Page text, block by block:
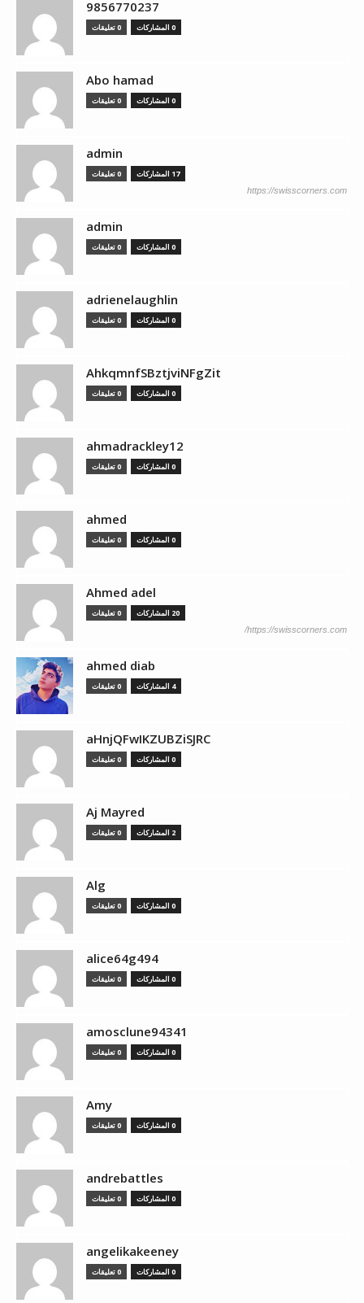
9856770237
0 المشاركات 0 تعليقات
Abo hamad
0 المشاركات 0 تعليقات
admin
17 المشاركات 0 تعليقات
https://swisscorners.com
admin
0 المشاركات 0 تعليقات
adrienelaughlin
0 المشاركات 0 تعليقات
AhkqmnfSBztjviNFgZit
0 المشاركات 0 تعليقات
ahmadrackley12
0 المشاركات 0 تعليقات
ahmed
0 المشاركات 0 تعليقات
Ahmed adel
20 المشاركات 0 تعليقات
https://swisscorners.com/
ahmed diab
4 المشاركات 0 تعليقات
aHnjQFwIKZUBZiSJRC
0 المشاركات 0 تعليقات
Aj Mayred
2 المشاركات 0 تعليقات
Alg
0 المشاركات 0 تعليقات
alice64g494
0 المشاركات 0 تعليقات
amosclune94341
0 المشاركات 0 تعليقات
Amy
0 المشاركات 0 تعليقات
andrebattles
0 المشاركات 0 تعليقات
angelikakeeney
0 المشاركات 0 تعليقات